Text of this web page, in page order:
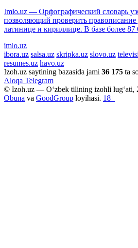
Imlo.uz — Орфографический словарь
позволяющий проверить правописание
латинице и кириллице. В базе более 87
imlo.uz
ibora.uz salsa.uz skripka.uz slovo.uz
resumes.uz havo.uz
Izoh.uz saytining bazasida jami 36 175 ta
Aloqa Telegram
© Izoh.uz — O‘zbek tilining izohli lug‘ati,
Obuna va GoodGroup loyihasi. 18+